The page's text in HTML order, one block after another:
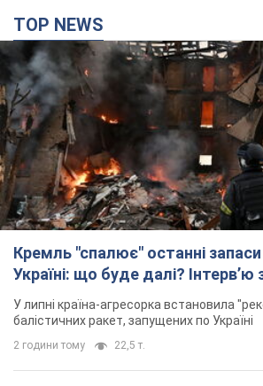
TOP NEWS
Кремль "спалює" останні запаси
Україні: що буде далі?
У липні країна-агресорка встановила
балістичних ракет, запущених по Україні
2 години тому 22,5 т.